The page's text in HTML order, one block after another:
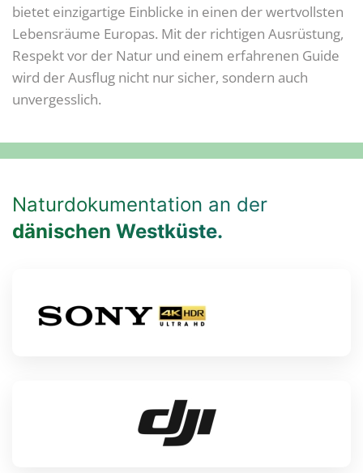
bietet einzigartige Einblicke in einen der wertvollsten
Lebensräume Europas. Mit der richtigen Ausrüstung,
Respekt vor der Natur und einem erfahrenen Guide
wird der Ausflug nicht nur sicher, sondern auch
unvergesslich.
Naturdokumentation an der
dänischen Westküste.